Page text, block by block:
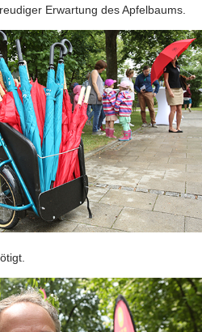
Erwartung des Apfelbaums.